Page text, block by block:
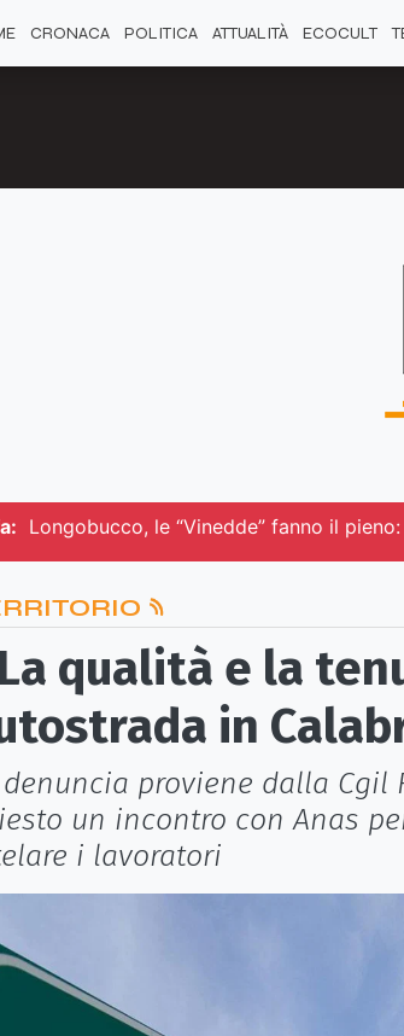
CRONACA POLITICA ATTUALITÀ ECOCULT
Longobucco, le “Vinedde” fanno il
qualità e la
in
denuncia proviene dalla Cgil
un incontro con Anas
i lavoratori